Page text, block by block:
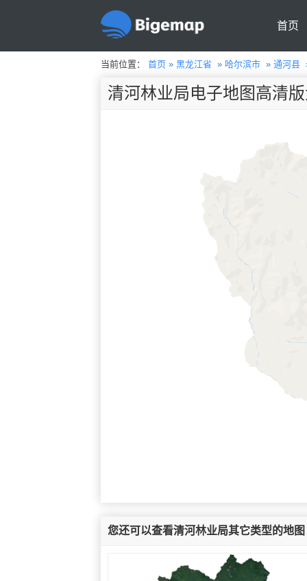
首页
当前位置： 首页» 黑龙江省 » 哈尔滨市» 通河县
清河林业局电子地图高清
您还可以查看清河林业局其它类型的地图